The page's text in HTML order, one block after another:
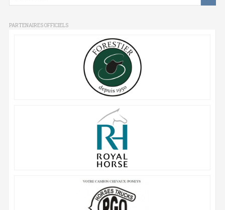
PARTENAIRES OFFICIELS